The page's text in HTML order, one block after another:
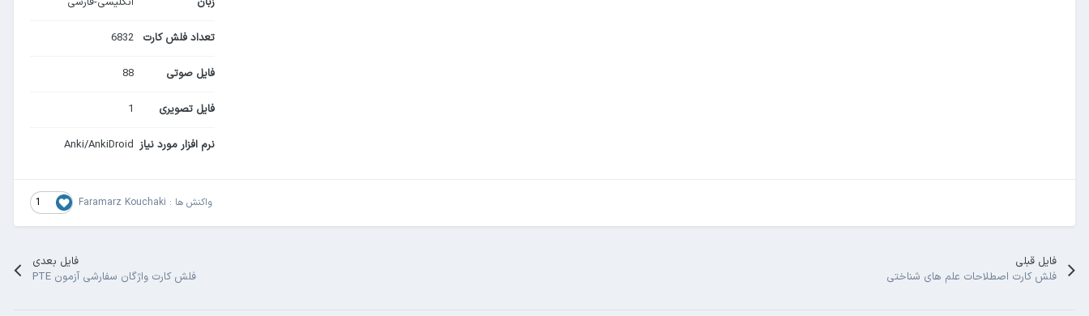
تعداد فلش کارت 6832
فایل صوتی 88
فایل تصویری 1
نرم افزار مورد نیاز Anki/AnkiDroid
واکنش ها : Faramarz Kouchaki
1
فایل قبلی
فلش کارت اصطلاحات علم های شناختی
فایل بعدی
فلش کارت واژگان سفارشی آزمون PTE